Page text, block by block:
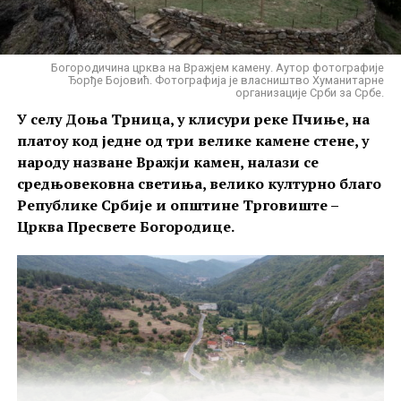
наследити од оца, упућују на то је да јеЦрква
Светог Спаса могла бити подигнута током друге
или треће деценије XIV века.
Богородичина црква на Вражјем камену. Аутор фотографије
Ђорђе Бојовић. Фотографија је власништво Хуманитарне
организације Срби за Србе.
У селу Доња Трница, у клисури реке Пчиње, на
платоу код једне од три велике камене стене, у
народу назване Вражји камен, налази се
средњовековна светиња, велико културно благо
Републике Србије и општине Трговиште –
Црква Пресвете Богородице.